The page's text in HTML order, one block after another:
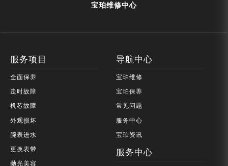
宝珀维修中心
服务项目
全面保养
走时故障
机芯故障
外观损坏
腕表进水
更换表带
抛光美容
导航中心
宝珀维修
宝珀保养
常见问题
服务中心
宝珀资讯
服务中心